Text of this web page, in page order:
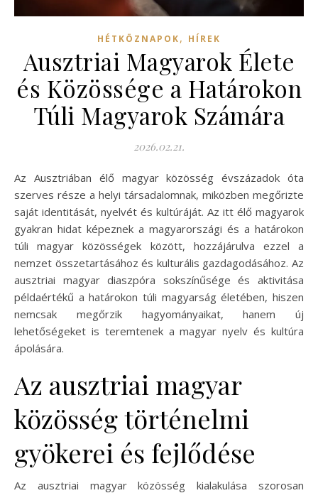
HÉTKÖZNAPOK, HÍREK
Ausztriai Magyarok Élete
és Közössége a Határokon
Túli Magyarok Számára
2026.02.21.
Az Ausztriában élő magyar közösség évszázadok óta
szerves része a helyi társadalomnak, miközben megőrizte
saját identitását, nyelvét és kultúráját. Az itt élő magyarok
gyakran hidat képeznek a magyarországi és a határokon
túli magyar közösségek között, hozzájárulva ezzel a
nemzet összetartásához és kulturális gazdagodásához. Az
ausztriai magyar diaszpóra sokszínűsége és aktivitása
példaértékű a határokon túli magyarság életében, hiszen
nemcsak megőrzik hagyományaikat, hanem új
lehetőségeket is teremtenek a magyar nyelv és kultúra
ápolására.
Az ausztriai magyar
közösség történelmi
gyökerei és fejlődése
Az ausztriai magyar közösség kialakulása szorosan